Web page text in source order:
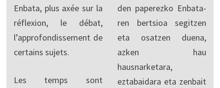
Enbata, plus axée sur la
réflexion, le débat,
l’approfondissement de
certains sujets.
Les temps sont
den paperezko Enbata-
ren bertsioa segitzen
eta osatzen duena,
azken hau
hausnarketara,
eztabaidara eta zenbait